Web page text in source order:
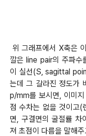
위 그래프에서 X축은
깔은 line pair의 주파수
이 실선(S, sagittal
는데 그 갈라진 정도가
p/mm를 보시면, 이미
점 수차는 없을 것이고(
면, 구결면의 굴절률 차
져 초점이 다름을 말해